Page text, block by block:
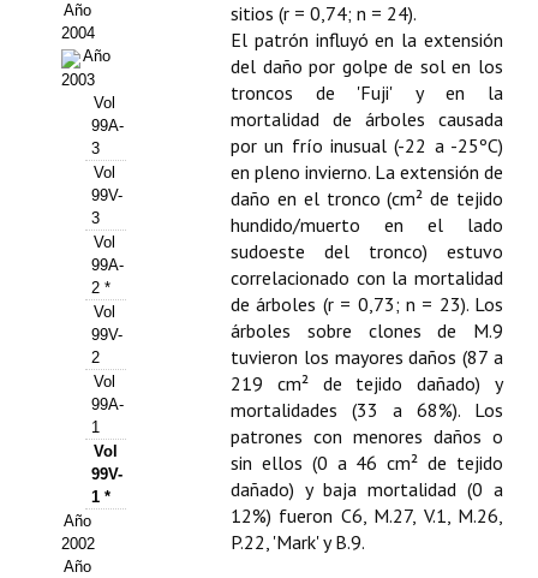
Premio Jóvenes Investigadores
Buscador de Comunicaciones
Buscador de Comunicaciones
CONTACTO
BUSCADOR
Año
2004
Año
2003
Vol
99A-
3
Vol
99V-
3
Vol
99A-
2 *
Vol
99V-
2
Vol
99A-
1
Vol
99V-
1 *
Año
2002
Año
sitios (r = 0,74; n = 24).
El patrón influyó en la extensión
del daño por golpe de sol en los
troncos de 'Fuji' y en la
mortalidad de árboles causada
por un frío inusual (-22 a -25ºC)
en pleno invierno. La extensión de
daño en el tronco (cm² de tejido
hundido/muerto en el lado
sudoeste del tronco) estuvo
correlacionado con la mortalidad
de árboles (r = 0,73; n = 23). Los
árboles sobre clones de M.9
tuvieron los mayores daños (87 a
219 cm² de tejido dañado) y
mortalidades (33 a 68%). Los
patrones con menores daños o
sin ellos (0 a 46 cm² de tejido
dañado) y baja mortalidad (0 a
12%) fueron C6, M.27, V.1, M.26,
P.22, 'Mark' y B.9.